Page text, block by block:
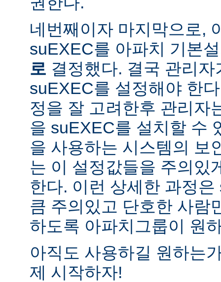
네번째이자 마지막으로,
suEXEC를 아파치 기본
로 결정했다. 결국 관리
suEXEC를 설정해야 한
정을 잘 고려한후 관리자
을 suEXEC를 설치할 수
을 사용하는 시스템의 보
는 이 설정값들을 주의있
한다. 이런 상세한 과정
큼 주의있고 단호한 사람
하도록 아파치그룹이 원
아직도 사용하길 원하는
제 시작하자!